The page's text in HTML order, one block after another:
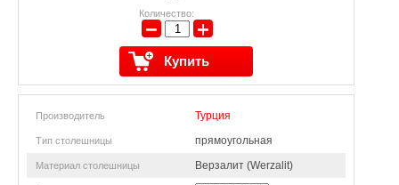
Количество:
− +
Купить
Производитель Турция
Тип столешницы прямоугольная
Материал столешницы Верзалит (Werzalit)